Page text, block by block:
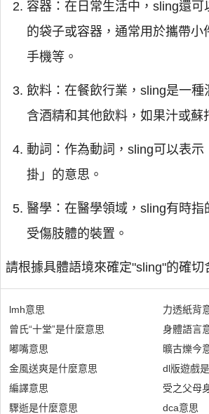
容器：在日常生活中，sling還可
的袋子或容器，通常用於攜帶小
手機等。
飲料：在餐飲行業，sling是一種
含酒精和其他飲料，如果汁或蘇
動詞：作為動詞，sling可以表示
掛」的意思。
醫學：在醫學領域，sling有時指
受傷肢體的裝置。
請根據具體語境來確定"sling"的確切
lmh意思
曾氏“十堂”是什麼意思
嘟嘴意思
金風送爽是什麼意思
編譯意思
驟逝是什麼意思
力透紙背
身體語言
曠古爍今
dl版遊戲
受之父母
dca意思